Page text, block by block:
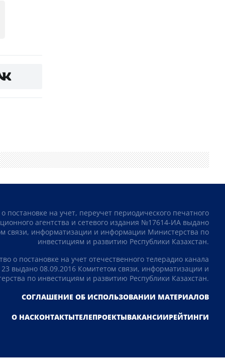
постановке на учет, переучет периодического печатного
агентства и сетевого издания №17614-ИА выдано
связи, информатизации и информации Министерства по
инвестициям и развитию Республики Казахстан.
о постановке на учет отечественного телерадио канала
выдано 08.09.2016 Комитетом связи, информатизации и
по инвестициям и развитию Республики Казахстан.
СОГЛАШЕНИЕ ОБ ИСПОЛЬЗОВАНИИ МАТЕРИАЛОВ
О НАСКОНТАКТЫТЕЛЕПРОЕКТЫВАКАНСИИРЕЙТИНГИ